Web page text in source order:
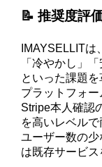
📝 推奨度評価
IMAYSELLIT
「冷やかし」
といった課題
プラットフォ
Stripe本人確認
を高いレベル
ユーザー数の
は既存サービス